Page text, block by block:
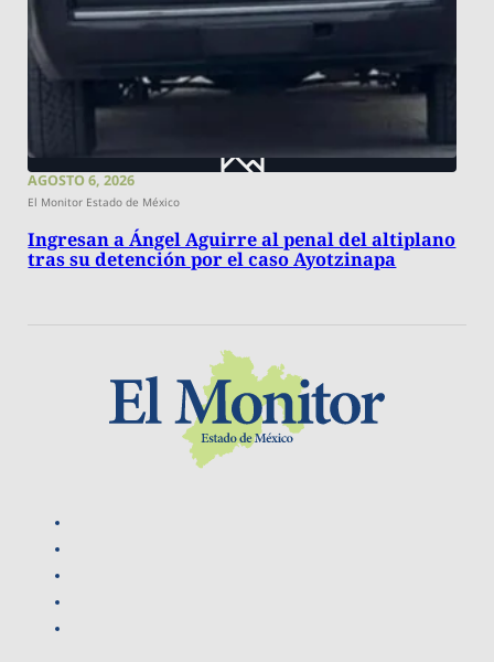
AGOSTO 6, 2026
El Monitor Estado de México
Ingresan a Ángel Aguirre al penal del altiplano
tras su detención por el caso Ayotzinapa